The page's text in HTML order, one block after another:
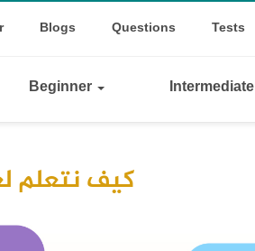
Blogs Questions Tests
Beginner Intermediate
كيف نتعلم